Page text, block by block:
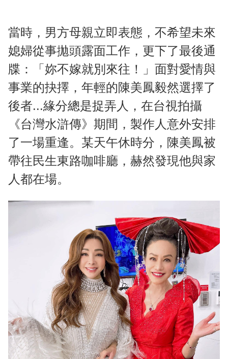
當時，男方母親立即表態，不希望未來
媳婦從事拋頭露面工作，更下了最後通
牒：「妳不嫁就別來往！」面對愛情與
事業的抉擇，年輕的陳美鳳毅然選擇了
後者...緣分總是捉弄人，在台視拍攝
《台灣水滸傳》期間，製作人意外安排
了一場重逢。某天午休時分，陳美鳳被
帶往民生東路咖啡廳，赫然發現他與家
人都在場。